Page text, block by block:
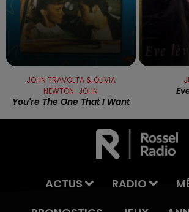
JOHN TRAVOLTA & OLIVIA
NEWTON-JOHN
You're The One That I Want
ACTUS RADIO